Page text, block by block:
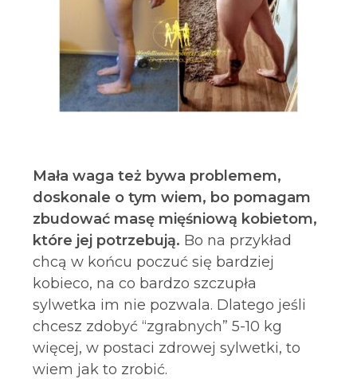
Mała waga też bywa problemem,
doskonale o tym wiem, bo pomagam
zbudować masę mięśniową kobietom,
które jej potrzebują. Bo na przykład
chcą w końcu poczuć się bardziej
kobieco, na co bardzo szczupła
sylwetka im nie pozwala. Dlatego jeśli
chcesz zdobyć “zgrabnych” 5-10 kg
więcej, w postaci zdrowej sylwetki, to
wiem jak to zrobić.